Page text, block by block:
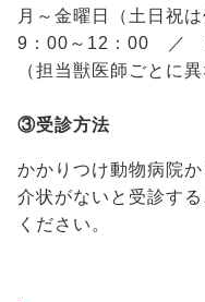
月～金曜日（土日祝は
9：00～12：00 ／
（担当獣医師ごとに異
③受診方法
かかりつけ動物病院
介状がないと受診す
ください。